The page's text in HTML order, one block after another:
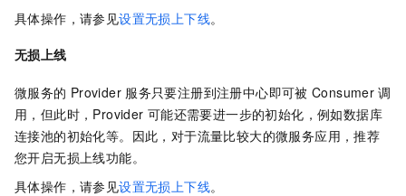
具体操作，请参见设置无损上下线。
无损上线
微服务的 Provider 服务只要注册到注册中心即可被 Consumer 调
用，但此时，Provider 可能还需要进一步的初始化，例如数据库
连接池的初始化等。因此，对于流量比较大的微服务应用，推荐
您开启无损上线功能。
具体操作，请参见设置无损上下线。